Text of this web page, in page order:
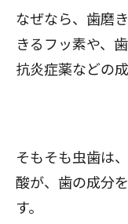
なぜなら、歯磨
きるフッ素や、
抗炎症薬などの
そもそも虫歯は
酸が、歯の成分
す。